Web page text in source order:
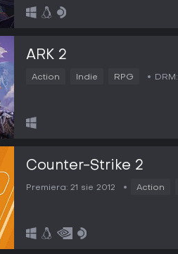
ARK 2
Action Indie RPG DRM:
Counter-Strike 2
Premiera: 21 sie 2012 Action